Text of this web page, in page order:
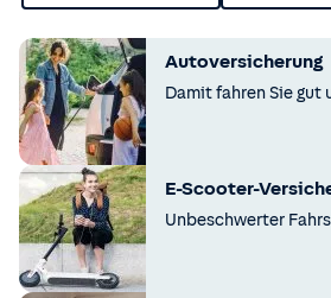
Autoversicherung
Damit fahren Sie gut
E-Scooter-
Unbeschwerter